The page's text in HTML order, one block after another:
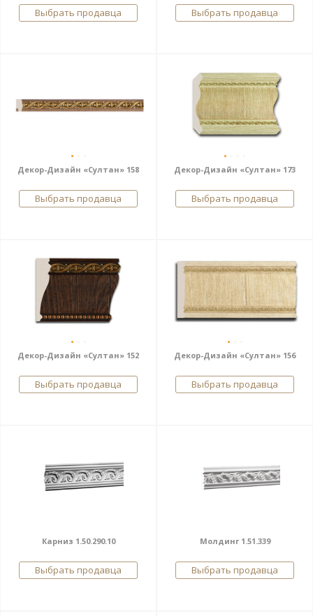
Выбрать продавца Выбрать продавца
Декор-Дизайн «Султан» 158
Выбрать продавца
Декор-Дизайн «Султан» 173
Выбрать продавца
Декор-Дизайн «Султан» 152
Выбрать продавца
Декор-Дизайн «Султан» 156
Выбрать продавца
Карниз 1.50.290.10
Выбрать продавца
Молдинг 1.51.339
Выбрать продавца